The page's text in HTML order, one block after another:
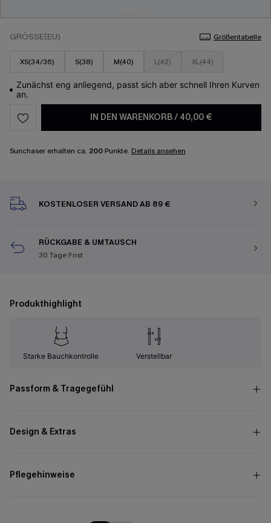
GRÖSSE(EU) Größentabelle
XS(34/36) S(38) M(40) L(42) XL(44)
Zunächst eng anliegend, passt sich aber schnell Ihren Kurven
an.
IN DEN WARENKORB/ 40,00 €
Sunchaser erhalten ca. 200 Punkte. Details ansehen
KOSTENLOSER VERSAND AB 89 €
RÜCKGABE & UMTAUSCH
30 Tage Frist
Produkthighlight
Starke Bauchkontrolle Verstellbar
Passform & Tragegefühl
Design & Extras
Pflegehinweise